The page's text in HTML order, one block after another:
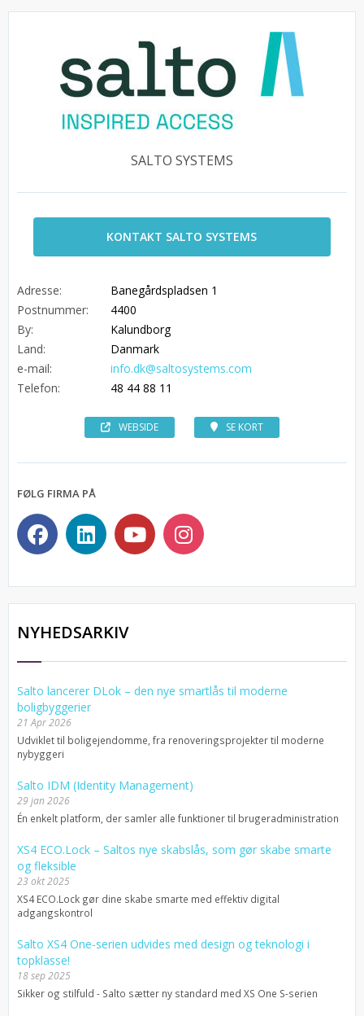
SALTO SYSTEMS
KONTAKT SALTO SYSTEMS
Adresse:
Banegårdspladsen 1
Postnummer:
4400
By:
Kalundborg
Land:
Danmark
e-mail:
info.dk@saltosystems.com
Telefon:
48 44 88 11
WEBSIDE SE KORT
FØLG FIRMA PÅ
NYHEDSARKIV
Salto lancerer DLok – den nye smartlås til moderne
boligbyggerier
21 Apr 2026
Udviklet til boligejendomme, fra renoveringsprojekter til moderne
nybyggeri
Salto IDM (Identity Management)
29 jan 2026
Én enkelt platform, der samler alle funktioner til brugeradministration
XS4 ECO.Lock – Saltos nye skabslås, som gør skabe smarte
og fleksible
23 okt 2025
XS4 ECO.Lock gør dine skabe smarte med effektiv digital
adgangskontrol
Salto XS4 One-serien udvides med design og teknologi i
topklasse!
18 sep 2025
Sikker og stilfuld - Salto sætter ny standard med XS One S-serien